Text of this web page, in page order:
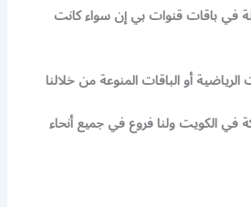
في باقات قنوات بي إن سواء كانت
الرياضية أو الباقات المنوعة من خلالنا
في الكويت ولنا فروع في جميع أنحاء